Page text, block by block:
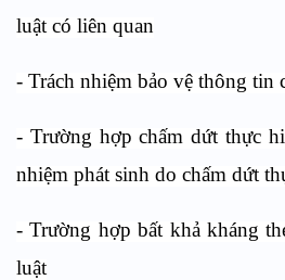
luật có liên quan
- Trách nhiệm bảo vệ thông tin
- Trường hợp chấm dứt thực
nhiệm phát sinh do chấm dứt
- Trường hợp bất khả kháng
luật